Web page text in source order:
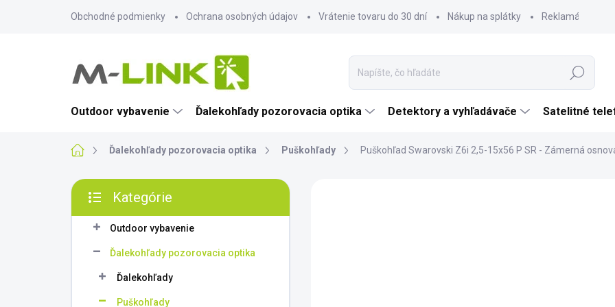
Obchodné podmienky Ochrana osobných údajov Vrátenie tovaru do 30 dní Nákup na splátky Reklamácia
Hľadať
Outdoor vybavenie Ďalekohľady pozorovacia optika Detektory a vyhľadávače Satelitné
DomovĎalekohľady pozorovacia optika Puškohľady Puškohľad Swarovski Z6i 2,5-15x56 P SR - Zámerná
B
č
kategórie
Kategórie
Outdoor vybavenie
Ďalekohľady pozorovacia optika
Ďalekohľady
Puškohľady